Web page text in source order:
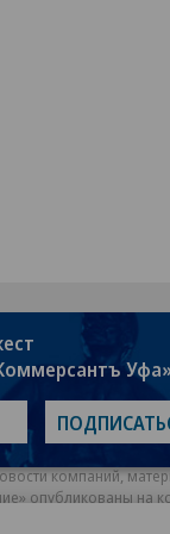
компаний,
опубликованы на